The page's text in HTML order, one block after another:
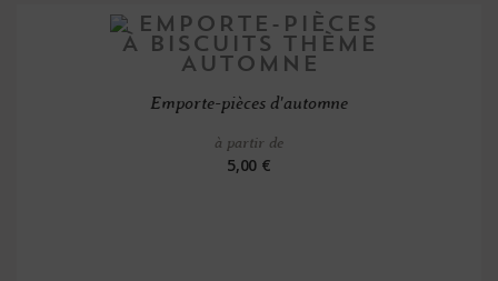
Emporte-pièces d'automne
à partir de
5,00 €